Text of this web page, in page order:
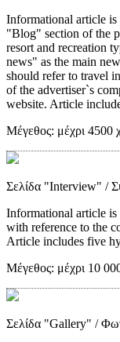
Informational article is
"Blog" section of the
resort and recreation
news" as the main
should refer to travel
of the advertiser`s
website. Article
Μέγεθος: μέχρι 4500
Σελίδα "Interview" /
Informational article
with reference to the
Article includes five
Μέγεθος: μέχρι 10
Σελίδα "Gallery" /